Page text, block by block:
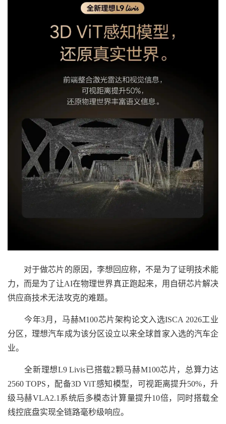
对于做芯片的原因，李想回应称，不是为了证明技术能
力，而是为了让AI在物理世界真正跑起来，用自研芯片解决
供应商技术无法攻克的难题。
今年3月，马赫M100芯片架构论文入选ISCA 2026工业
分区，理想汽车成为该分区设立以来全球首家入选的汽车企
业。
全新理想L9 Livis已搭载2颗马赫M100芯片，总算力达
2560 TOPS，配备3D ViT感知模型，可视距离提升50%，升
级马赫VLA2.1系统后多模态计算量提升10倍，同时搭载全
线控底盘实现全链路毫秒级响应。